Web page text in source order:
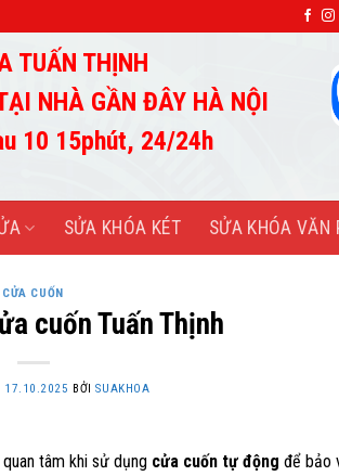
SỬA KHÓA TUẤN
TUẤN THỊNH
NHÀ GẦN ĐÂY HÀ NỘI
10 15phút, 24/24h
SỬA KHÓA KÉT SỬA KHÓA VĂN
CỬA CUỐN
cuốn Tuấn Thịnh
17.10.2025 BỞISUAKHOA
tâm khi sử dụng cửa cuốn tự động để bảo